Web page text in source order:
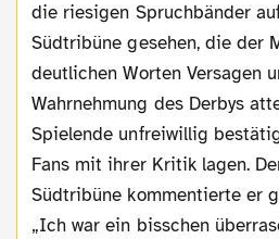
die riesigen Spruchbänder
Südtribüne gesehen, die der
deutlichen Worten Versagen
Wahrnehmung des Derbys
Spielende unfreiwillig
Fans mit ihrer Kritik lagen.
Südtribüne kommentierte er
„Ich war ein bisschen